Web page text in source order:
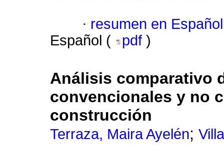
· resumen en Español
Español (
pdf )
Análisis comparativo
convencionales y no
construcción
Terraza, Maira Ayelén;